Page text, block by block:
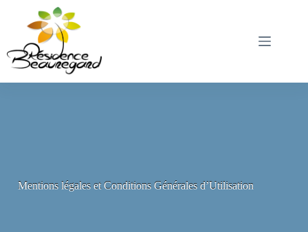
contenu
Mentions légales et Conditions Générales d’Utilisation